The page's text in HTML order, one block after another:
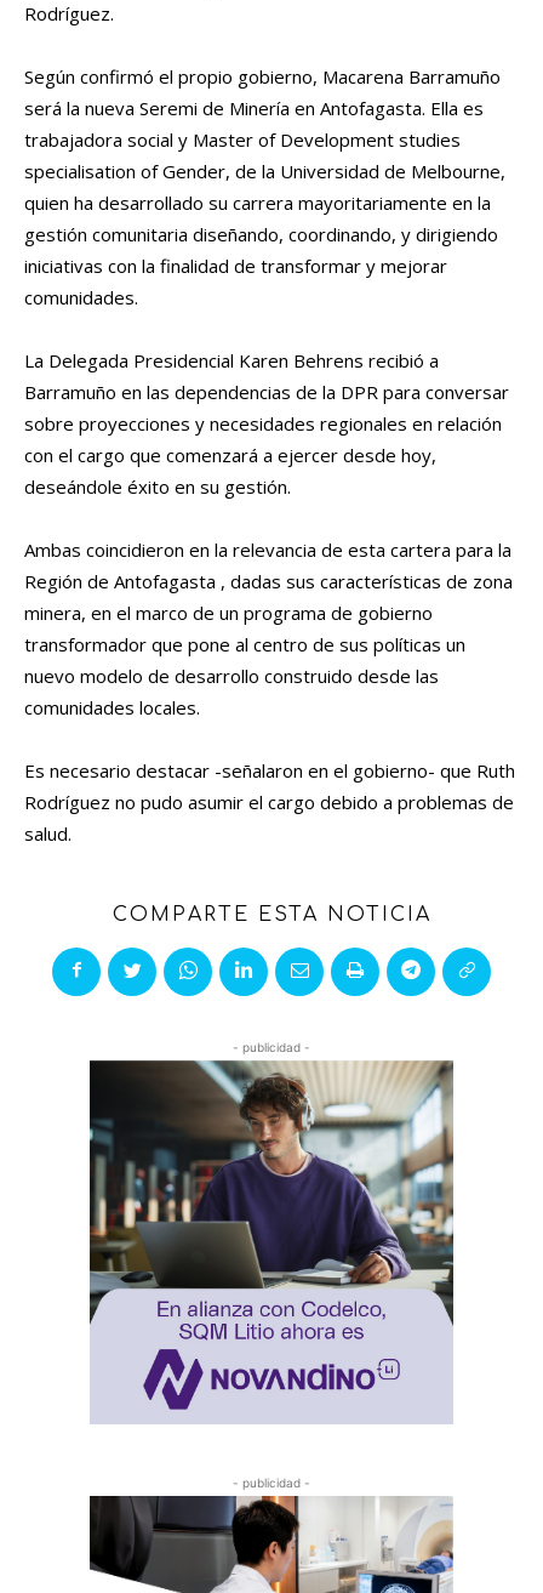
Rodríguez.
Según confirmó el propio gobierno, Macarena Barramuño
será la nueva Seremi de Minería en Antofagasta. Ella es
trabajadora social y Master of Development studies
specialisation of Gender, de la Universidad de Melbourne,
quien ha desarrollado su carrera mayoritariamente en la
gestión comunitaria diseñando, coordinando, y dirigiendo
iniciativas con la finalidad de transformar y mejorar
comunidades.
La Delegada Presidencial Karen Behrens recibió a
Barramuño en las dependencias de la DPR para conversar
sobre proyecciones y necesidades regionales en relación
con el cargo que comenzará a ejercer desde hoy,
deseándole éxito en su gestión.
Ambas coincidieron en la relevancia de esta cartera para la
Región de Antofagasta , dadas sus características de zona
minera, en el marco de un programa de gobierno
transformador que pone al centro de sus políticas un
nuevo modelo de desarrollo construido desde las
comunidades locales.
Es necesario destacar -señalaron en el gobierno- que Ruth
Rodríguez no pudo asumir el cargo debido a problemas de
salud.
COMPARTE ESTA NOTICIA
- publicidad -
- publicidad -